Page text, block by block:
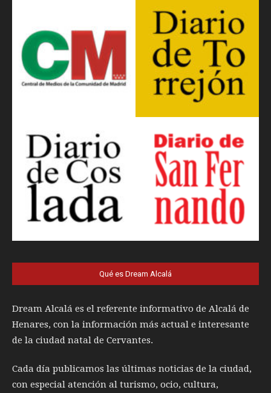
Qué es Dream Alcalá
Dream Alcalá es el referente informativo de Alcalá de
Henares, con la información más actual e interesante
de la ciudad natal de Cervantes.
Cada día publicamos las últimas noticias de la ciudad,
con especial atención al turismo, ocio, cultura,